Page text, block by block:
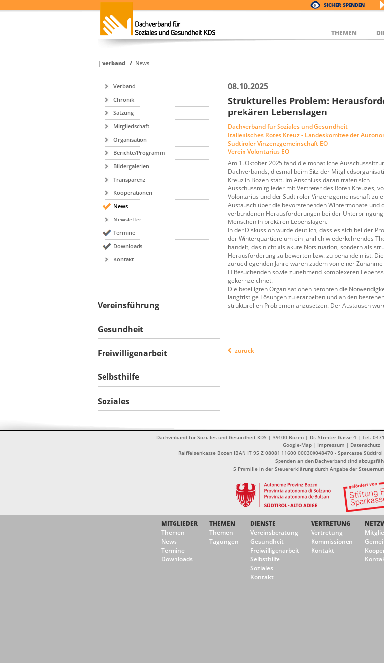
SICHER SPENDEN
THEMEN
| verband / News
Verband
Chronik
Satzung
Mitgliedschaft
Organisation
Berichte/Programm
Bildergalerien
Transparenz
Kooperationen
News
Newsletter
Termine
Downloads
Kontakt
Vereinsführung
Gesundheit
Freiwilligenarbeit
Selbsthilfe
Soziales
08.10.2025
Strukturelles Problem:
prekären Lebenslagen
Dachverband für Soziales und Gesundheit
Italienisches Rotes Kreuz - Landeskomitee der
Südtiroler Vinzenzgemeinschaft EO
Verein Volontarius EO
Am 1. Oktober 2025 fand die monatliche
Dachverbands, diesmal beim Sitz der
Kreuz in Bozen statt. Im Anschluss daran trafen sich
Ausschussmitglieder mit Vertreter des Roten Kreuzes,
Volontarius und der Südtiroler Vinzenzgemeinschaft zu
Austausch über die bevorstehenden Wintermonate und
verbundenen Herausforderungen bei der Unterbringung
Menschen in prekären Lebenslagen.
In der Diskussion wurde deutlich, dass es sich bei der
der Winterquartiere um ein jährlich wiederkehrendes
handelt, das nicht als akute Notsituation, sondern als
Herausforderung zu bewerten bzw. zu behandeln ist. Die
zurückliegenden Jahre waren zudem von einer Zunahme
Hilfesuchenden sowie zunehmend komplexeren
gekennzeichnet.
Die beteiligten Organisationen betonten die
langfristige Lösungen zu erarbeiten und an den
strukturellen Problemen anzusetzen. Der Austausch
zurück
Dachverband für Soziales und Gesundheit KDS | 39100 Bozen | Dr. Streiter-Gasse 4 | Tel.
Google-Map | Impressum | Datenschutz
Raiffeisenkasse Bozen IBAN IT 95 Z 08081 11600 000300048470 - Sparkasse
Spenden an den Dachverband sind
5 Promille in der Steuererklärung durch Angabe der
MITGLIEDER
Themen
News
Termine
Downloads
THEMEN
Themen
Tagungen
DIENSTE
Vereinsberatung
Gesundheit
Freiwilligenarbeit
Selbsthilfe
Soziales
Kontakt
VERTRETUNG
Vertretung
Kommissionen
Kontakt